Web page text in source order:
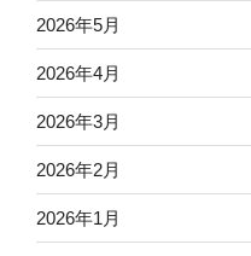
2026年5月
2026年4月
2026年3月
2026年2月
2026年1月